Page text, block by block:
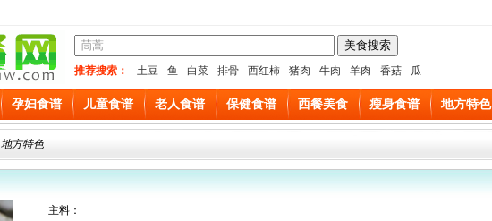
推荐搜索： 土豆 鱼 白菜 排骨 西红柿 猪肉 牛肉 羊肉 香菇 瓜
孕妇食谱 儿童食谱 老人食谱 保健食谱 西餐美食 瘦身食谱 地方特色
地方特色
主料：